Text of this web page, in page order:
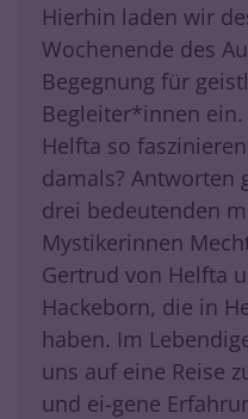
Hierhin laden wir
Wochenende des
Begegnung für
Begleiter*innen
Helfta so
damals? Antworten
drei bedeutenden
Mystikerinnen
Gertrud von Helfta
Hackeborn, die in
haben. Im
uns auf eine Reise
und ei-gene